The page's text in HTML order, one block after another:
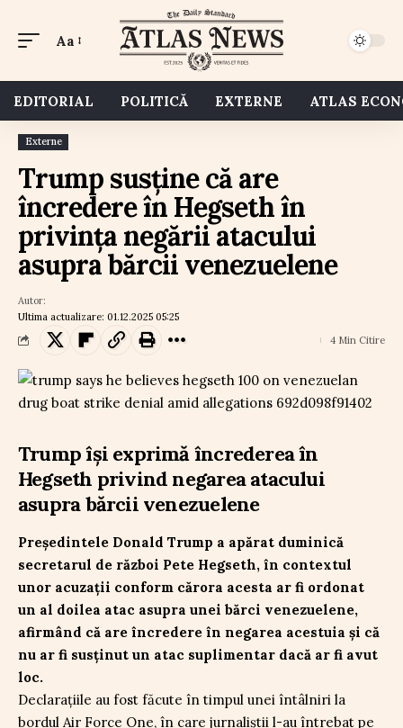
Aa
EDITORIAL POLITICĂ EXTERNE ATLAS
Externe
Trump susține că are
încredere în Hegseth în
privința negării atacului
asupra bărcii venezuelene
Ultima actualizare: 01.12.2025 05:25
Autor:
4 Min Citire
Trump își exprimă încrederea în
Hegseth privind negarea atacului
asupra bărcii venezuelene
Președintele Donald Trump a apărat duminică
secretarul de război Pete Hegseth, în contextul
unor acuzații conform cărora acesta ar fi ordonat
un al doilea atac asupra unei bărci venezuelene,
afirmând că are încredere în negarea acestuia și că
nu ar fi susținut un atac suplimentar dacă ar fi avut
loc.
Declarațiile au fost făcute în timpul unei întâlniri la
bordul Air Force One, în care jurnaliștii l-au întrebat pe